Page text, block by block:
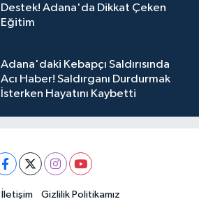
Destek! Adana'da Dikkat Çeken
Eğitim
Adana'daki Kebapçı Saldırısında
Acı Haber! Saldırganı Durdurmak
İsterken Hayatını Kaybetti
İletişim Gizlilik Politikamız